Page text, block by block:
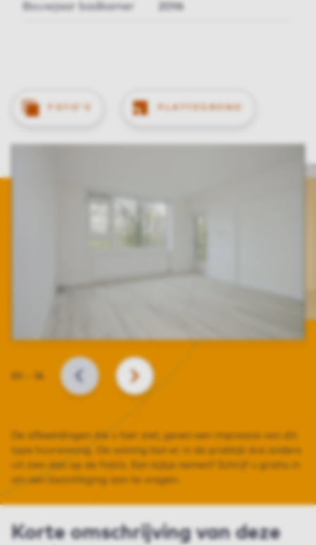
Bouwjaar badkamer 2016
PLATTEGROND
Slide 14 VORIGE VOLGENDE
De afbeeldingen die u hier ziet, geven een impressie van dit
type huurwoning. De woning kan er in de praktijk dus anders
uit zien dan op de foto’s. Een kijkje nemen? Schrijf u gratis in
om een bezichtiging aan te vragen.
Korte omschrijving van deze